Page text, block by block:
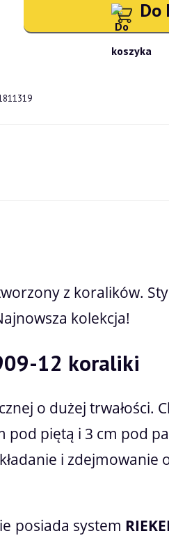
Do
z koralików.
kolekcja!
12 koraliki
o dużej trwałości.
piętą i 3 cm pod
i zdejmowanie
posiada system